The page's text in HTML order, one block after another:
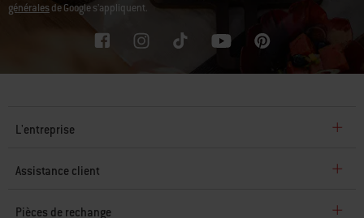
généralesde Google s’appliquent.
L'entreprise
Assistance client
Pièces de rechange